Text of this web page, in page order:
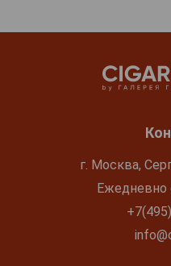
г. Москва,
Ежедневно